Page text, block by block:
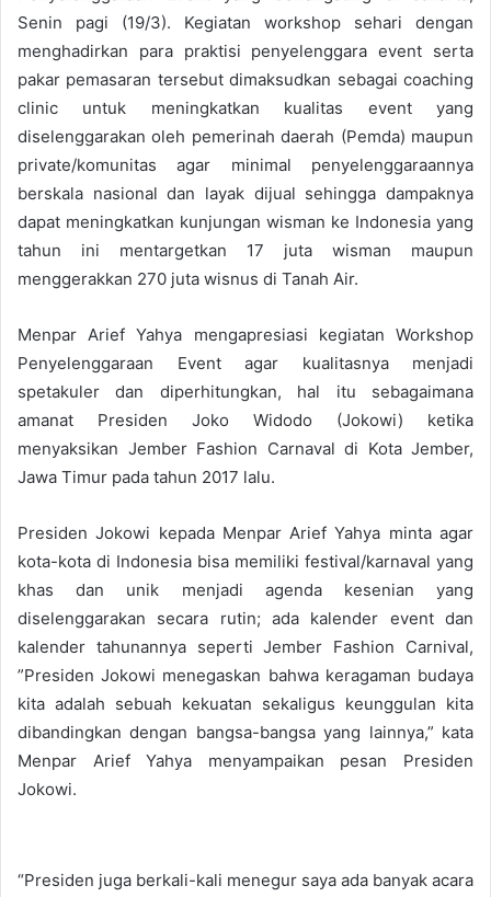
Senin pagi (19/3). Kegiatan workshop sehari dengan
menghadirkan para praktisi penyelenggara event serta
pakar pemasaran tersebut dimaksudkan sebagai coaching
clinic untuk meningkatkan kualitas event yang
diselenggarakan oleh pemerinah daerah (Pemda) maupun
private/komunitas agar minimal penyelenggaraannya
berskala nasional dan layak dijual sehingga dampaknya
dapat meningkatkan kunjungan wisman ke Indonesia yang
tahun ini mentargetkan 17 juta wisman maupun
menggerakkan 270 juta wisnus di Tanah Air.
Menpar Arief Yahya mengapresiasi kegiatan Workshop
Penyelenggaraan Event agar kualitasnya menjadi
spetakuler dan diperhitungkan, hal itu sebagaimana
amanat Presiden Joko Widodo (Jokowi) ketika
menyaksikan Jember Fashion Carnaval di Kota Jember,
Jawa Timur pada tahun 2017 lalu.
Presiden Jokowi kepada Menpar Arief Yahya minta agar
kota-kota di Indonesia bisa memiliki festival/karnaval yang
khas dan unik menjadi agenda kesenian yang
diselenggarakan secara rutin; ada kalender event dan
kalender tahunannya seperti Jember Fashion Carnival,
”Presiden Jokowi menegaskan bahwa keragaman budaya
kita adalah sebuah kekuatan sekaligus keunggulan kita
dibandingkan dengan bangsa-bangsa yang lainnya,” kata
Menpar Arief Yahya menyampaikan pesan Presiden
Jokowi.
“Presiden juga berkali-kali menegur saya ada banyak acara